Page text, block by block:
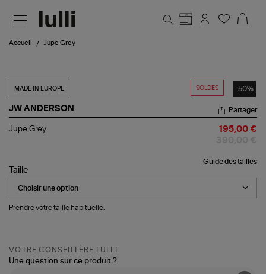
Accueil Jupe Grey
SOLDES -50%
MADE IN EUROPE
JW ANDERSON
Jupe
Partager
Jupe Grey 195,00 €
Guide des tailles
Taille
Prendre votre taille habituelle.
VOTRE CONSEILLÈRE LULLI
Une question sur ce produit ?